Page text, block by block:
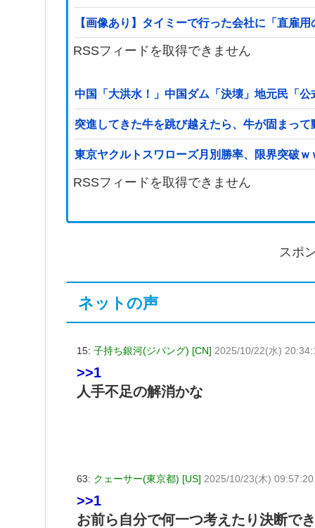
【画像あり】タイミーで行った会社に「直雇
RSSフィードを取得できません
中国「大洪水！」中国ダム「決壊」地元民「
突進してきた牛を跳び越えたら、牛が固まっ
東京ヤクルトスワローズ月別勝率、限界突破
RSSフィードを取得できません
スポ
ネットの声
15: 子持ち銀河(ジパング) [CN] 2025/10/22(水)
>>1
人手不足の解消かな
63: クェーサー(東京都) [US] 2025/10/23(木)
>>1
お前ら自分で何一つ考えたり決断で